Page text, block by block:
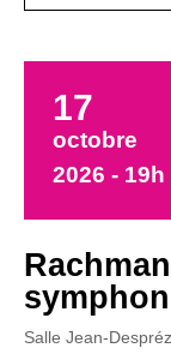
17
octobre
2026 - 19h
Salle Jean-